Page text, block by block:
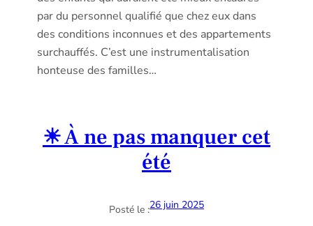
par du personnel qualifié que chez eux dans
des conditions inconnues et des appartements
surchauffés. C’est une instrumentalisation
honteuse des familles…
☀ À ne pas manquer cet
été
Posté le :26 juin 2025